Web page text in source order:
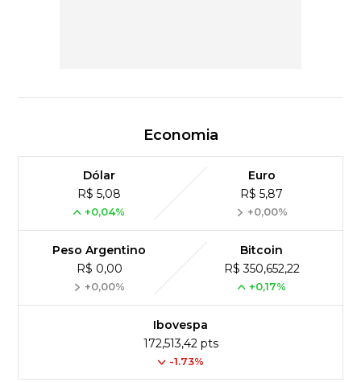
Economia
Dólar
R$ 5,08
+0,04%
Euro
R$ 5,87
+0,00%
Peso Argentino
R$ 0,00
+0,00%
Bitcoin
R$ 350,652,22
+0,17%
Ibovespa
172,513,42 pts
-1.73%